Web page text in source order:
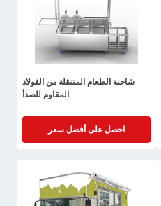
شاحنة الطعام المتنقلة من الفولاذ
المقاوم للصدأ
احصل على أفضل سعر